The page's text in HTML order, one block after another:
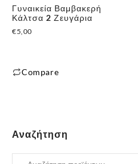
Γυναικεία Βαμβακερή
Κάλτσα 2 Ζευγάρια
€5,00
Compare
έχει
παραλλαγές.
Αναζήτηση
Αναζήτηση